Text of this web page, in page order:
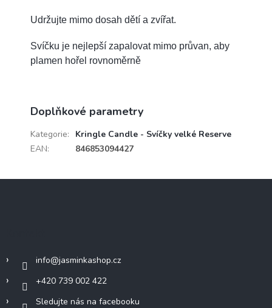
Udržujte mimo dosah dětí a zvířat.
Svíčku je nejlepší zapalovat mimo průvan, aby
plamen hořel rovnoměrně
Doplňkové parametry
Kategorie:
Kringle Candle - Svíčky velké Reserve
EAN: 846853094427
info@jasminkashop.cz
+420 739 002 422
Sledujte nás na facebooku